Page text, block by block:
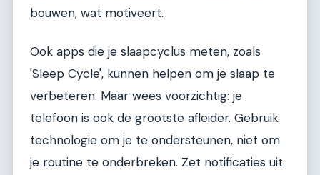
bouwen, wat motiveert.
Ook apps die je slaapcyclus meten, zoals
'Sleep Cycle', kunnen helpen om je slaap te
verbeteren. Maar wees voorzichtig: je
telefoon is ook de grootste afleider. Gebruik
technologie om je te ondersteunen, niet om
je routine te onderbreken. Zet notificaties uit